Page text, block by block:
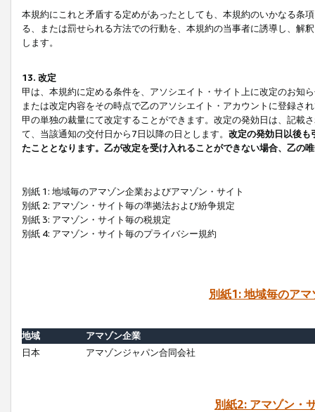
本規約にこれと矛盾する定めがあったとしても、本規約のいかなる条
る、または罰せられる方法での行動を、本規約の当事者に誘導し、解
します。
13. 改定
甲は、本規約に定める条件を、アソシエイト・サイト上に改定のお知
または改定内容をその時点で乙のアソシエイト・アカウントに登録さ
甲の単独の裁量にて改定することができます。改定の発効日は、記載
て、当該通知の交付日から7日以降の日とします。 改定の発効日以後も
たこととなります。乙が改定を受け入れることができない場合、乙の
別紙 1: 地域毎のアマゾン企業およびアマゾン・サイト
別紙 2: アマゾン・サイト毎の準拠法および紛争規定
別紙 3: アマゾン・サイト毎の税規定
別紙 4: アマゾン・サイト毎のプライバシー規約
別紙1: 地域毎のア
地域
アマゾン企業
日本
アマゾンジャパン合同会社
別紙2: アマゾン・